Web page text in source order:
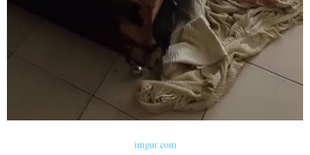
imgur.com